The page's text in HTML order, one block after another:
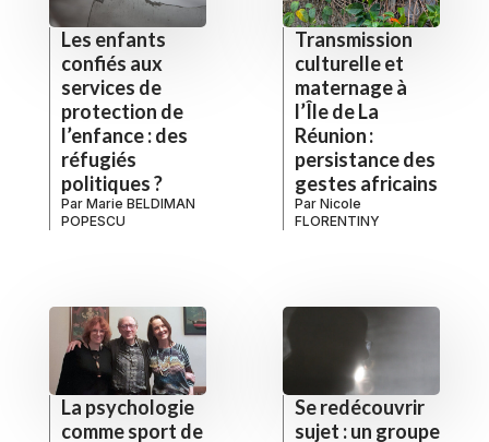
Les enfants
confiés aux
services de
protection de
l’enfance : des
réfugiés
politiques ?
Par Marie BELDIMAN
POPESCU
Transmission
culturelle et
maternage à
l’Île de La
Réunion :
persistance des
gestes africains
Par Nicole
FLORENTINY
La psychologie
comme sport de
Se redécouvrir
sujet : un groupe